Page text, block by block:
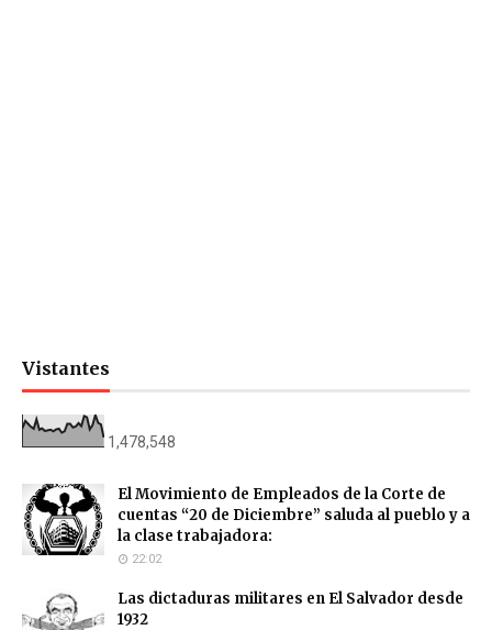
Vistantes
1,478,548
El Movimiento de Empleados de la Corte de
cuentas “20 de Diciembre” saluda al pueblo y a
la clase trabajadora:
22:02
Las dictaduras militares en El Salvador desde
1932